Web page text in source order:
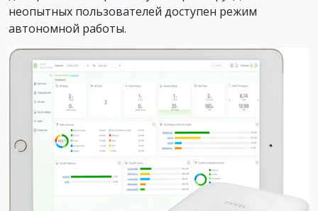
неопытных пользователей доступен режим
автономной работы.